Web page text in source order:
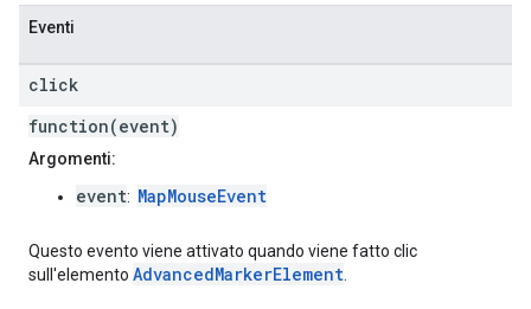
Eventi
click
function(event)
Argomenti:
event: MapMouseEvent
Questo evento viene attivato quando viene fatto clic
sull'elemento AdvancedMarkerElement.